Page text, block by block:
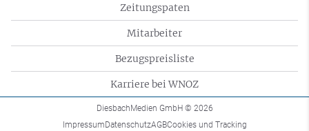
Zeitungspaten
Mitarbeiter
Bezugspreisliste
Karriere bei WNOZ
DiesbachMedien GmbH © 2026
ImpressumDatenschutzAGBCookies und Tracking